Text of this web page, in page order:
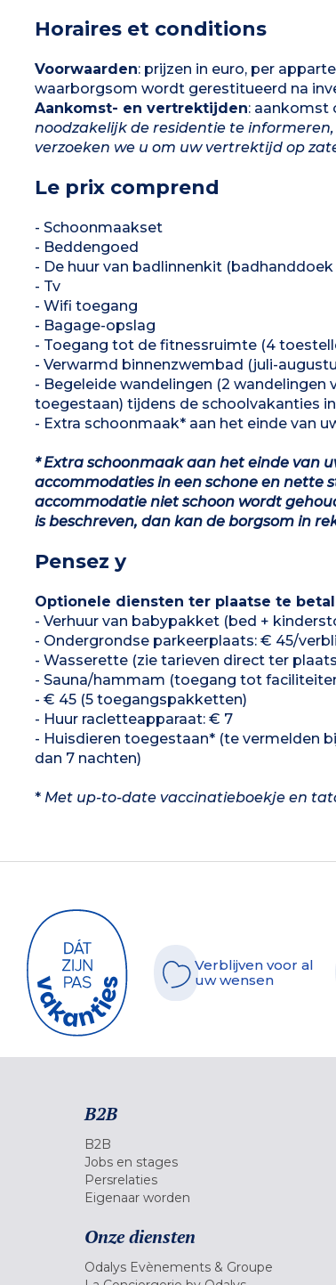
1 Slaapkamer met tweepersoonsbed en
doucheruimte
1 Aparte wc
Horaires et conditions
Voorwaarden: prijzen in euro, per
waarborgsom wordt gerestitueerd na
Aankomst- en vertrektijden: aankomst
noodzakelijk de residentie te
verzoeken we u om uw vertrektijd op
Le prix comprend
- Schoonmaakset
- Beddengoed
- De huur van badlinnenkit
- Tv
- Wifi toegang
- Bagage-opslag
- Toegang tot de fitnessruimte (4
- Verwarmd binnenzwembad (juli-
- Begeleide wandelingen (2 wandelingen
toegestaan) tijdens de schoolvakanties
- Extra schoonmaak* aan het einde van
* Extra schoonmaak aan het einde van
accommodaties in een schone en
accommodatie niet schoon wordt
is beschreven, dan kan de borgsom in
Pensez y
Optionele diensten ter plaatse te
- Verhuur van babypakket (bed +
- Ondergrondse parkeerplaats: € 45/
- Wasserette (zie tarieven direct ter
- Sauna/hammam (toegang tot
- € 45 (5 toegangspakketten)
- Huur racletteapparaat: € 7
- Huisdieren toegestaan* (te vermelden
dan 7 nachten)
*Met up-to-date vaccinatieboekje en
Verblijven voor al
uw wensen
B2B
B2B
Jobs en stages
Persrelaties
Eigenaar worden
Onze diensten
Odalys Evènements & Groupe